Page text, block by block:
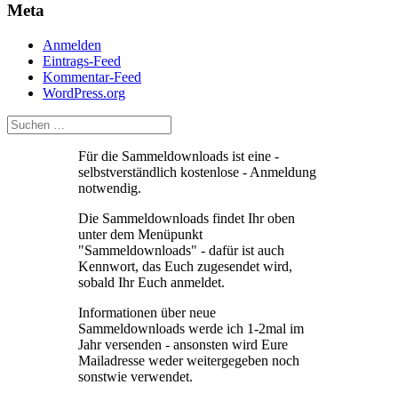
Meta
Anmelden
Eintrags-Feed
Kommentar-Feed
WordPress.org
Für die Sammeldownloads ist eine -
selbstverständlich kostenlose - Anmeldung
notwendig.
Die Sammeldownloads findet Ihr oben
unter dem Menüpunkt
"Sammeldownloads" - dafür ist auch
Kennwort, das Euch zugesendet wird,
sobald Ihr Euch anmeldet.
Informationen über neue
Sammeldownloads werde ich 1-2mal im
Jahr versenden - ansonsten wird Eure
Mailadresse weder weitergegeben noch
sonstwie verwendet.